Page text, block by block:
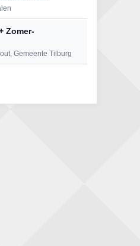
Zomer-
Gemeente Tilburg